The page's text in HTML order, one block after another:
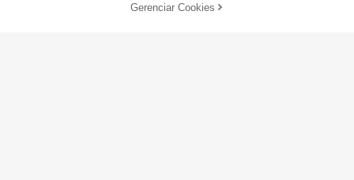
ADICIONAR AO CARRINHO
Gerenciar Cookies